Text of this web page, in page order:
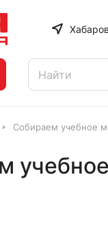
Собираем учебное